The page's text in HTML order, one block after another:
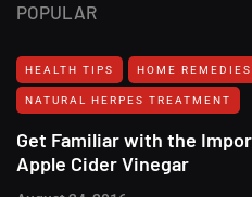
POPULAR
HEALTH TIPS HOME REMEDIES
NATURAL HERPES TREATMENT‎
Get Familiar with the
Apple Cider Vinegar